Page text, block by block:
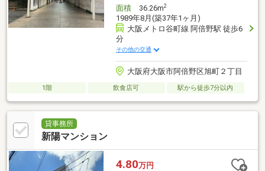
面積36.26m2
1989年8月(築37年1ヶ月)
大阪メトロ谷町線 阿倍野駅 徒歩6
分
その他の交通
大阪府大阪市阿倍野区旭町２丁目
1階 飲食店可 駅から徒歩7分以内
貸事務所
新陽マンション
4.80万円